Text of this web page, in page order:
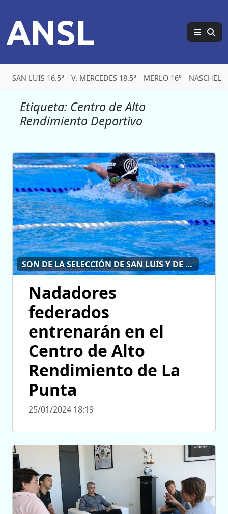
ANSL
SAN LUIS 16.5° V. MERCEDES 18.5° MERLO 16° NASCHEL
Etiqueta: Centro de Alto
Rendimiento Deportivo
SON DE LA SELECCIÓN DE SAN LUIS Y DE RIVER PLATE
Nadadores
federados
entrenarán en el
Centro de Alto
Rendimiento de La
Punta
25/01/2024 18:19